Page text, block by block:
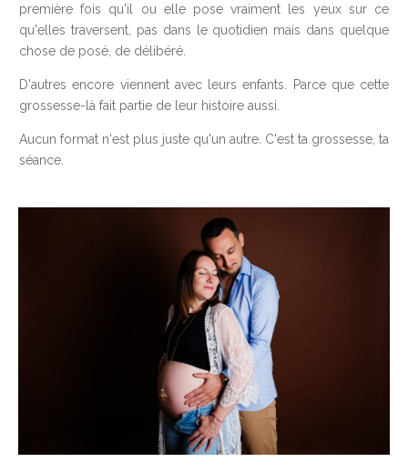
première fois qu'il ou elle pose vraiment les yeux sur ce
qu'elles traversent, pas dans le quotidien mais dans quelque
chose de posé, de délibéré.
D'autres encore viennent avec leurs enfants. Parce que cette
grossesse-là fait partie de leur histoire aussi.
Aucun format n'est plus juste qu'un autre. C'est ta grossesse, ta
séance.